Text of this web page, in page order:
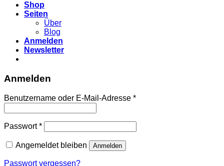
Shop
Seiten
Über
Blog
Anmelden
Newsletter
Anmelden
Benutzername oder E-Mail-Adresse *Erforderlich
Passwort*Erforderlich
Angemeldet bleiben Anmelden
Passwort vergessen?